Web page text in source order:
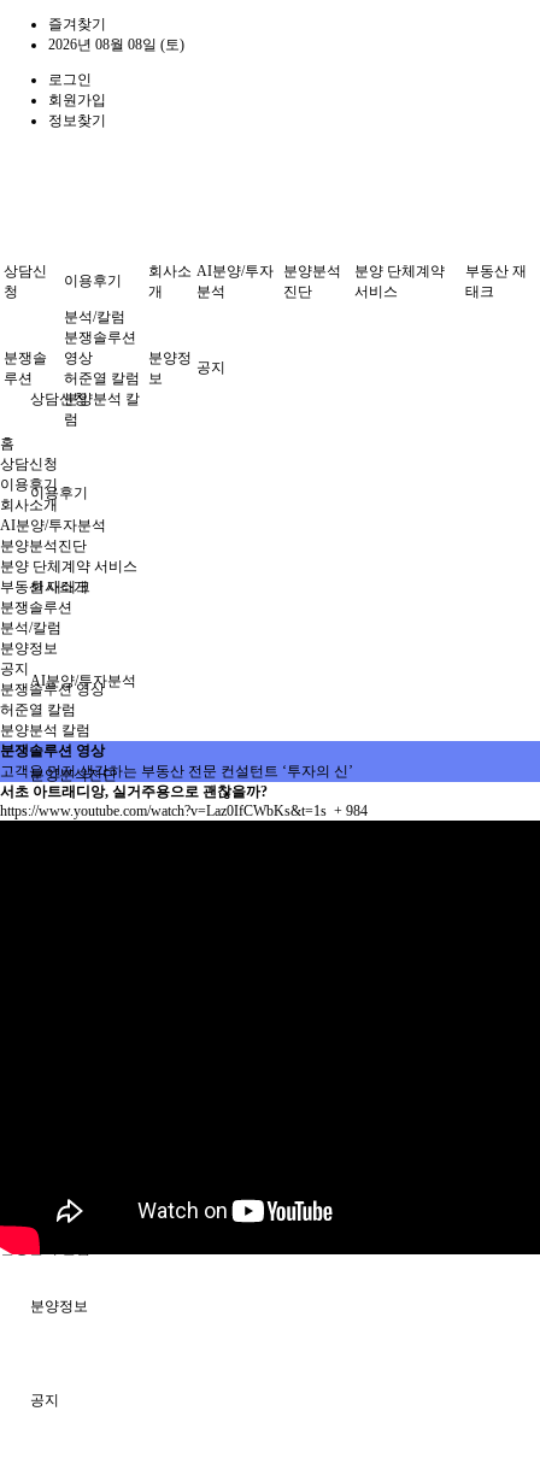
즐겨찾기
2026년 08월 08일 (토)
로그인
회원가입
정보찾기
상담신청
이용후기
회사소개
AI분양/투자분석
분양분석진단
분쟁솔루션 영상
허준열 칼럼
분양분석 칼럼
분양정보
공지
상담신
청
이용후기
회사소
개
AI분양/투자
분석
분양분석
진단
분양 단체계약
서비스
부동산 재
태크
분쟁솔
루션
분석/칼럼
분쟁솔루션
영상
허준열 칼럼
분양분석 칼
럼
분양정
보
공지
홈
상담신청
이용후기
회사소개
AI분양/투자분석
분양분석진단
분양 단체계약 서비스
부동산 재태크
분쟁솔루션
분석/칼럼
분양정보
공지
분쟁솔루션 영상
허준열 칼럼
분양분석 칼럼
분쟁솔루션 영상
고객을 먼저 생각하는 부동산 전문 컨설턴트 ‘투자의 신’
서초 아트래디앙, 실거주용으로 괜찮을까?
https://www.youtube.com/watch?v=Laz0IfCWbKs&t=1s + 984